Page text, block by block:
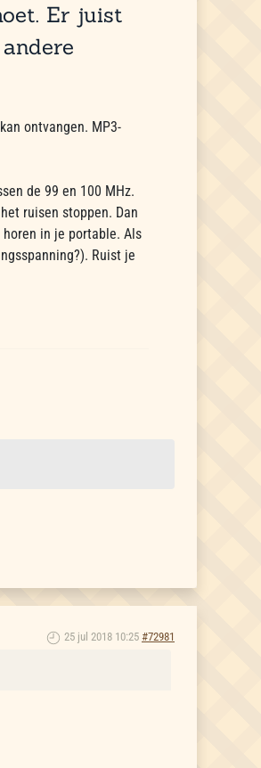
Er juist
ontvangen. MP3-
de 99 en 100 MHz.
ruisen stoppen. Dan
in je portable. Als
Ruist je
25 jul 2018 10:25 #72981